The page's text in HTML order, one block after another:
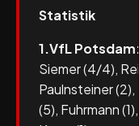
Statistik
1.VfL Potsdam:
Siemer (4/4),
Paulnsteiner (2),
(5), Fuhrmann